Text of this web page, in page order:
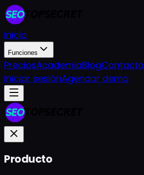
Inicio
Funciones
PreciosAcademiaBlogContacto
Iniciar sesiónAgendar demo
Producto